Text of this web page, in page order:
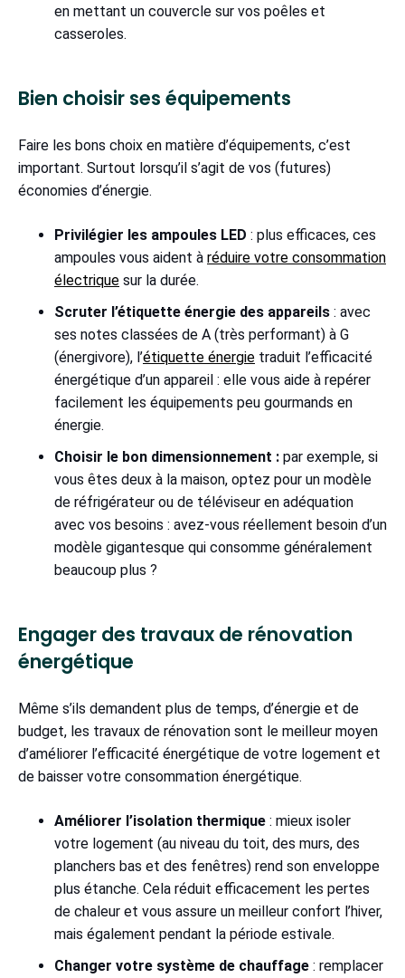
en mettant un couvercle sur vos poêles et
casseroles.
Bien choisir ses équipements
Faire les bons choix en matière d’équipements, c’est
important. Surtout lorsqu’il s’agit de vos (futures)
économies d’énergie.
Privilégier les ampoules LED : plus efficaces, ces
ampoules vous aident à réduire votre consommation
électrique sur la durée.
Scruter l’étiquette énergie des appareils : avec
ses notes classées de A (très performant) à G
(énergivore), l’étiquette énergie traduit l’efficacité
énergétique d’un appareil : elle vous aide à repérer
facilement les équipements peu gourmands en
énergie.
Choisir le bon dimensionnement : par exemple, si
vous êtes deux à la maison, optez pour un modèle
de réfrigérateur ou de téléviseur en adéquation
avec vos besoins : avez-vous réellement besoin d’un
modèle gigantesque qui consomme généralement
beaucoup plus ?
Engager des travaux de rénovation
énergétique
Même s’ils demandent plus de temps, d’énergie et de
budget, les travaux de rénovation sont le meilleur moyen
d’améliorer l’efficacité énergétique de votre logement et
de baisser votre consommation énergétique.
Améliorer l’isolation thermique : mieux isoler
votre logement (au niveau du toit, des murs, des
planchers bas et des fenêtres) rend son enveloppe
plus étanche. Cela réduit efficacement les pertes
de chaleur et vous assure un meilleur confort l’hiver,
mais également pendant la période estivale.
Changer votre système de chauffage : remplacer